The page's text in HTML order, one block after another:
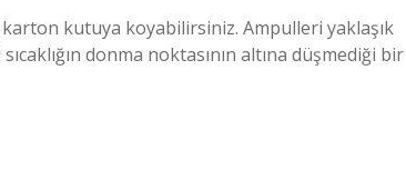
karton kutuya koyabilirsiniz. Ampulleri yaklaşık
donma noktasının altına düşmediği bir